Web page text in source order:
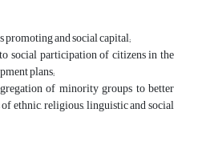
promoting and social capital;
social participation of citizens in the
plans;
of minority groups to better
ethnic, religious, linguistic and social